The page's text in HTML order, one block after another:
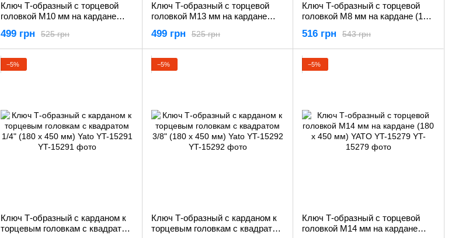
Ключ Т-образный с торцевой
головкой М10 мм на кардане
525 грн
499 грн
Ключ Т-образный с торцевой
головкой М13 мм на кардане
525 грн
499 грн
Ключ Т-образный с торцевой
головкой М8 мм на кардане (180
543 грн
516 грн
−5%
Ключ Т-образный с карданом к
торцевым головкам с квадратом
−5%
Ключ Т-образный с карданом к
торцевым головкам с квадратом
−5%
Ключ Т-образный с торцевой
головкой М14 мм на кардане